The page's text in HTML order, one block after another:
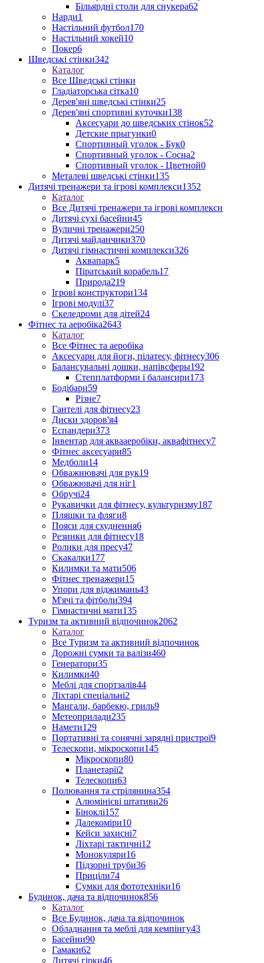
Більярдні столи для снукера62
Нарди1
Настільний футбол170
Настільний хокей10
Покер6
Шведські стінки342
Каталог
Все Шведські стінки
Гладіаторська сітка10
Дерев'яні шведські стінки25
Дерев'яні спортивні куточки138
Аксесуари до шведських стінок52
Детские прыгунки0
Спортивный уголок - Бук0
Спортивный уголок - Сосна2
Спортивный уголок - Цветной0
Металеві шведські стінки135
Дитячі тренажери та ігрові комплекси1352
Каталог
Все Дитячі тренажери та ігрові комплекси
Дитячі сухі басейни45
Вуличні тренажери250
Дитячі майданчики370
Дитячі гімнастичні комплекси326
Аквапарк5
Піратський корабель17
Природа219
Ігрові конструктори134
Ігрові модулі37
Скеледроми для дітей24
Фітнес та аеробіка2643
Каталог
Все Фітнес та аеробіка
Аксесуари для йоги, пілатесу, фітнесу306
Балансувальні дошки, напівсферы192
Степплатформи і балансири173
Бодібари59
Різне7
Гантелі для фітнесу23
Диски здоров'я4
Еспандери373
Інвентар для аквааеробіки, аквафітнесу7
Фітнес аксесуари85
Медболи14
Обважнювачі для рук19
Обважювачі для ніг1
Обручі24
Рукавички для фітнесу, культуризму187
Пляшки та фляги8
Пояси для схуднення6
Резинки для фітнесу18
Ролики для пресу47
Скакалки177
Килимки та мати506
Фітнес тренажери15
Упори для віджимань43
М'ячі та фітболи394
Гімнастичні мати135
Туризм та активний відпочинок2062
Каталог
Все Туризм та активний відпочинок
Дорожні сумки та валізи460
Генератори35
Килимки40
Меблі для спортзалів44
Ліхтарі спеціальні2
Мангали, барбекю, гриль9
Метеоприлади235
Намети129
Портативні та сонячні зарядні пристрої9
Телескопи, мікроскопи145
Мікроскопи80
Планетарії2
Телескопи63
Полювання та стрілянина354
Алюмінієві штативи26
Біноклі157
Далекоміри10
Кейси захисні7
Ліхтарі тактичні12
Монокуляри16
Підзорні труби36
Приціли74
Сумки для фототехніки16
Будинок, дача та відпочинок856
Каталог
Все Будинок, дача та відпочинок
Обладнання та меблі для кемпінгу43
Басейни90
Гамаки62
Дитячі гірки46